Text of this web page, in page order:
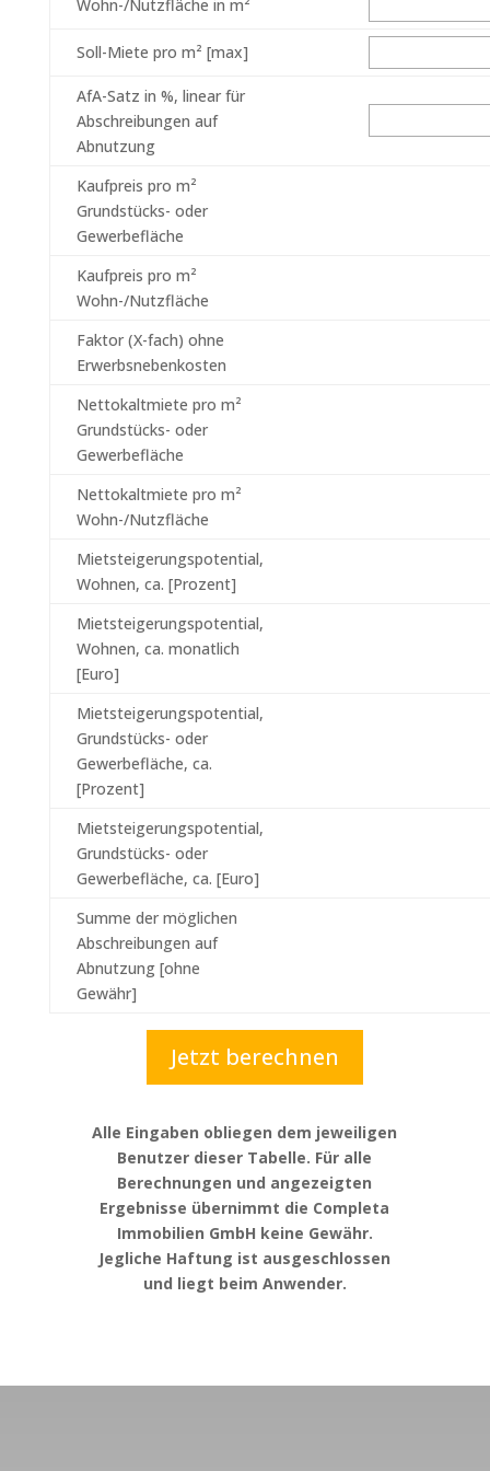
Wohn-/Nutzfläche in m²
Soll-Miete pro m² [max]
AfA-Satz in %, linear für
Abschreibungen auf
Abnutzung
Kaufpreis pro m²
Grundstücks- oder
Gewerbefläche
Kaufpreis pro m²
Wohn-/Nutzfläche
Faktor (X-fach) ohne
Erwerbsnebenkosten
Nettokaltmiete pro m²
Grundstücks- oder
Gewerbefläche
Nettokaltmiete pro m²
Wohn-/Nutzfläche
Mietsteigerungspotential,
Wohnen, ca. [Prozent]
Mietsteigerungspotential,
Wohnen, ca. monatlich
[Euro]
Mietsteigerungspotential,
Grundstücks- oder
Gewerbefläche, ca.
[Prozent]
Mietsteigerungspotential,
Grundstücks- oder
Gewerbefläche, ca. [Euro]
Summe der möglichen
Abschreibungen auf
Abnutzung [ohne
Gewähr]
Jetzt berechnen
Alle Eingaben obliegen dem jeweiligen
Benutzer dieser Tabelle. Für alle
Berechnungen und angezeigten
Ergebnisse übernimmt die Completa
Immobilien GmbH keine Gewähr.
Jegliche Haftung ist ausgeschlossen
und liegt beim Anwender.